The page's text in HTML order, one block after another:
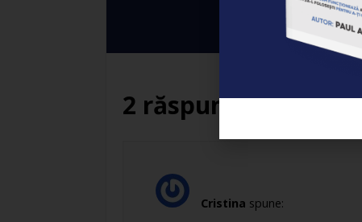
2 răspunsuri
Cristina spune: